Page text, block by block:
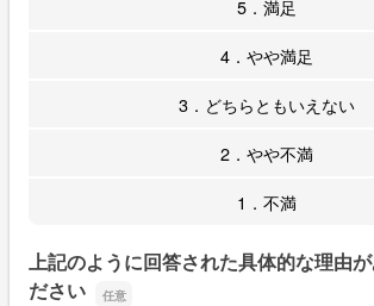
5．満足
4．やや満足
3．どちらともいえない
2．やや不満
1．不満
上記のように回答された具体的な理由
ださい